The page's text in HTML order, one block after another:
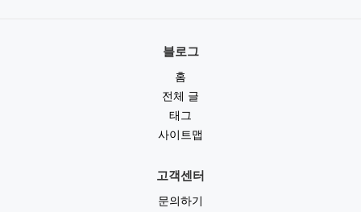
블로그
홈
전체 글
태그
사이트맵
고객센터
문의하기